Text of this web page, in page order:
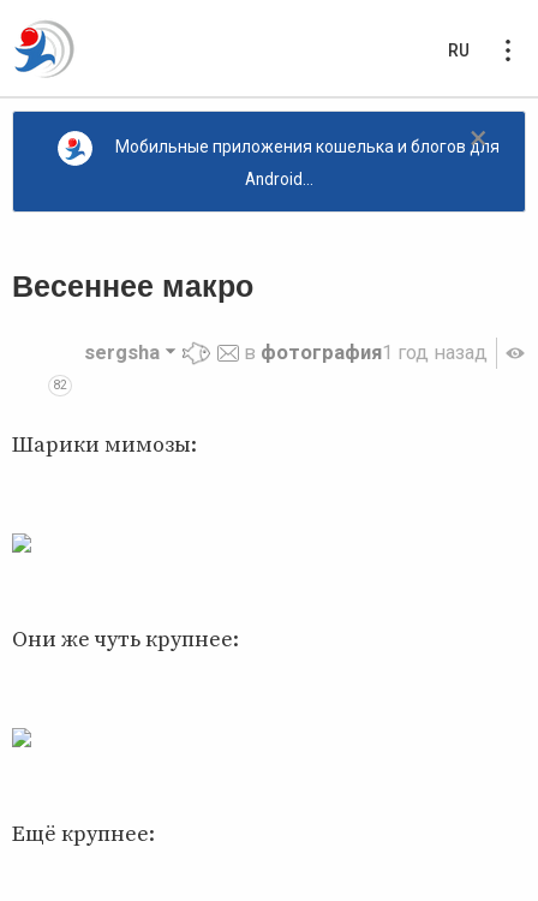
RU
×
Мобильные приложения кошелька и блогов для
Android...
Весеннее макро
1 год назад
82
sergsha в фотография
Шарики мимозы:
Они же чуть крупнее:
Ещё крупнее: